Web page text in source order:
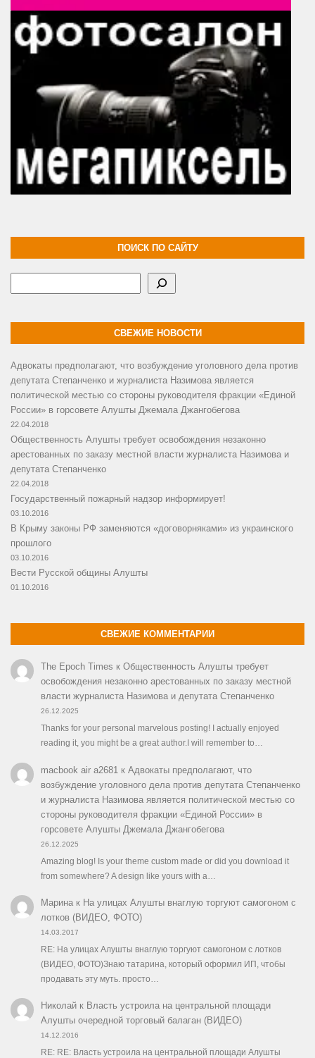
ПОИСК ПО САЙТУ
СВЕЖИЕ НОВОСТИ
Адвокаты предполагают, что возбуждение уголовного дела против
депутата Степанченко и журналиста Назимова является
политической местью со стороны руководителя фракции «Единой
России» в горсовете Алушты Джемала Джангобегова
22.04.2018
Общественность Алушты требует освобождения незаконно
арестованных по заказу местной власти журналиста Назимова и
депутата Степанченко
22.04.2018
Государственный пожарный надзор информирует!
03.10.2016
В Крыму законы РФ заменяются «договорняками» из украинского
прошлого
03.10.2016
Вести Русской общины Алушты
01.10.2016
СВЕЖИЕ КОММЕНТАРИИ
The Epoch Times к Общественность Алушты требует
освобождения незаконно арестованных по заказу местной
власти журналиста Назимова и депутата Степанченко
26.12.2025
Thanks for your personal marvelous posting! I actually enjoyed
reading it, you might be a great author.I will remember to…
macbook air a2681 к Адвокаты предполагают, что
возбуждение уголовного дела против депутата Степанченко
и журналиста Назимова является политической местью со
стороны руководителя фракции «Единой России» в
горсовете Алушты Джемала Джангобегова
26.12.2025
Amazing blog! Is your theme custom made or did you download it
from somewhere? A design like yours with a…
Маринак На улицах Алушты внаглую торгуют самогоном с
лотков (ВИДЕО, ФОТО)
14.03.2017
RE: На улицах Алушты внаглую торгуют самогоном с лотков
(ВИДЕО, ФОТО)Знаю татарина, который оформил ИП, чтобы
продавать эту муть. просто…
Николайк Власть устроила на центральной площади
Алушты очередной торговый балаган (ВИДЕО)
14.12.2016
RE: RE: Власть устроила на центральной площади Алушты